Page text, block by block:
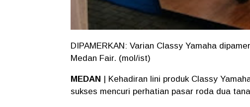
DIPAMERKAN: Varian Classy Yamaha
Medan Fair. (mol/ist)
MEDAN
| Kehadiran lini produk Classy
sukses mencuri perhatian pasar roda dua